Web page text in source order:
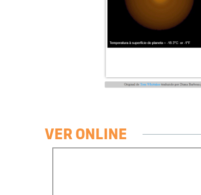
VER ONLINE